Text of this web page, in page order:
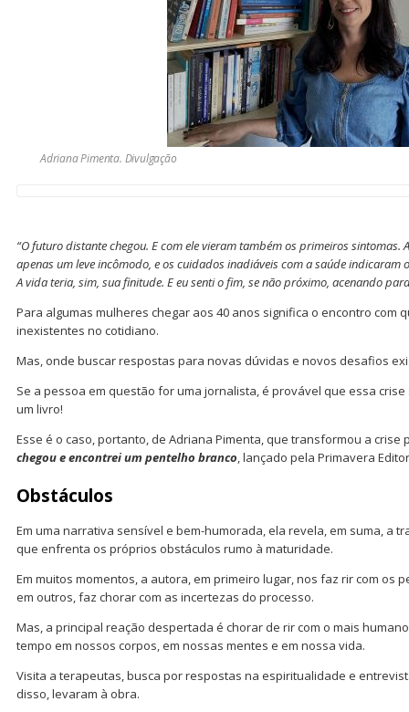
Adriana Pimenta. Divulgação
“O futuro distante chegou. E com ele vieram também os primeiros sintomas.
apenas um leve incômodo, e os cuidados inadiáveis com a saúde indicaram
A vida teria, sim, sua finitude. E eu senti o fim, se não próximo, acenando
Para algumas mulheres chegar aos 40 anos significa o encontro com
inexistentes no cotidiano.
Mas, onde buscar respostas para novas dúvidas e novos desafios
Se a pessoa em questão for uma jornalista, é provável que essa
um livro!
Esse é o caso, portanto, de Adriana Pimenta, que transformou a
chegou e encontrei um pentelho branco, lançado pela Primavera
Obstáculos
Em uma narrativa sensível e bem-humorada, ela revela, em suma, a
que enfrenta os próprios obstáculos rumo à maturidade.
Em muitos momentos, a autora, em primeiro lugar, nos faz rir com os
em outros, faz chorar com as incertezas do processo.
Mas, a principal reação despertada é chorar de rir com o mais
tempo em nossos corpos, em nossas mentes e em nossa vida.
Visita a terapeutas, busca por respostas na espiritualidade e
disso, levaram à obra.